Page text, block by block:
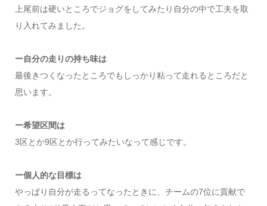
上尾前は硬いところでジョグをしてみたり自分の中で工夫を取
り入れてみました。
ー自分の走りの持ち味は
最後きつくなったところでもしっかり粘って走れるところだと
思います。
ー希望区間は
3区とか9区とか行ってみたいなって感じです。
ー個人的な目標は
やっぱり自分が走るってなったときに、チームの7位に貢献で